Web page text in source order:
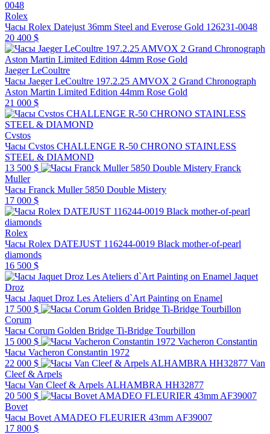
Rolex
Часы Rolex Datejust 36mm Steel and Everose Gold 126231-0048
20 400 $
Jaeger LeCoultre
Часы Jaeger LeCoultre 197.2.25 AMVOX 2 Grand Chronograph
Aston Martin Limited Edition 44mm Rose Gold
21 000 $
Cvstos
Часы Cvstos CHALLENGE R-50 CHRONO STAINLESS
STEEL & DIAMOND
13 500 $
Franck
Muller
Часы Franck Muller 5850 Double Mistery
17 000 $
Rolex
Часы Rolex DATEJUST 116244-0019 Black mother-of-pearl
diamonds
16 500 $
Jaquet
Droz
Часы Jaquet Droz Les Ateliers d`Art Painting on Enamel
17 500 $
Corum
Часы Corum Golden Bridge Ti-Bridge Tourbillon
15 000 $
Vacheron Constantin
Часы Vacheron Constantin 1972
22 000 $
Van
Cleef & Arpels
Часы Van Cleef & Arpels ALHAMBRA HH32877
20 500 $
Bovet
Часы Bovet AMADEO FLEURIER 43mm AF39007
17 800 $